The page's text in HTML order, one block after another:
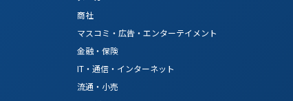
商社
マスコミ・広告・エンターテイメント
金融・保険
IT・通信・インターネット
流通・小売